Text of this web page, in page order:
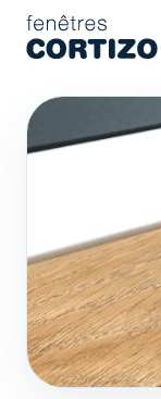
Fenêtres Cortizo est
Produits
Réseau de